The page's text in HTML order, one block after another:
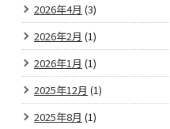
2026年4月 (3)
2026年2月 (1)
2026年1月 (1)
2025年12月 (1)
2025年8月 (1)